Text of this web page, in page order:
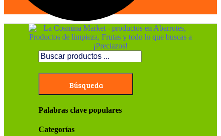
Búsqueda
Palabras clave populares
Categorías